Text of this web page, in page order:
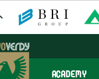
ACADEMY